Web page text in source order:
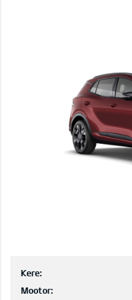
Kere:
Mootor: